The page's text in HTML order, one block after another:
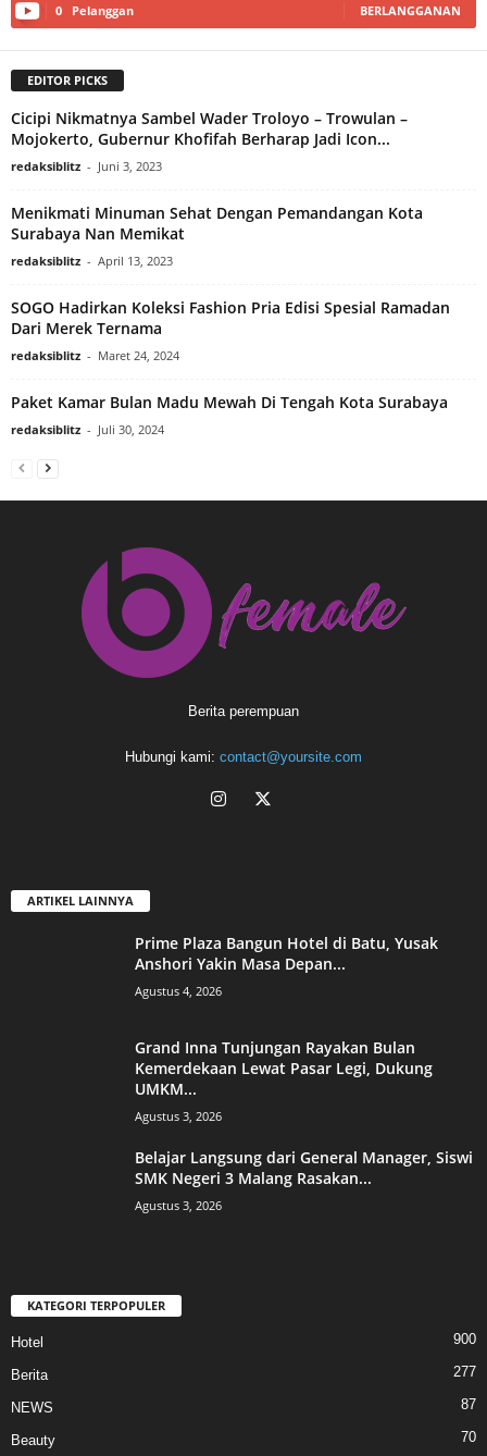
0 Pelanggan BERLANGGANAN
EDITOR PICKS
Cicipi Nikmatnya Sambel Wader Troloyo – Trowulan –
Mojokerto, Gubernur Khofifah Berharap Jadi Icon...
redaksiblitz - Juni 3, 2023
Menikmati Minuman Sehat Dengan Pemandangan Kota
Surabaya Nan Memikat
redaksiblitz - April 13, 2023
SOGO Hadirkan Koleksi Fashion Pria Edisi Spesial Ramadan
Dari Merek Ternama
redaksiblitz - Maret 24, 2024
Paket Kamar Bulan Madu Mewah Di Tengah Kota Surabaya
redaksiblitz - Juli 30, 2024
Berita perempuan
Hubungi kami: contact@yoursite.com
ARTIKEL LAINNYA
Prime Plaza Bangun Hotel di Batu, Yusak
Anshori Yakin Masa Depan...
Agustus 4, 2026
Grand Inna Tunjungan Rayakan Bulan
Kemerdekaan Lewat Pasar Legi, Dukung
UMKM...
Agustus 3, 2026
Belajar Langsung dari General Manager, Siswi
SMK Negeri 3 Malang Rasakan...
Agustus 3, 2026
KATEGORI TERPOPULER
Hotel 900
Berita 277
NEWS 87
Beauty 70